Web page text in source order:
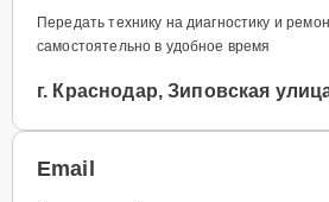
Передать технику на диагностику и
самостоятельно в удобное время
г. Краснодар, Зиповская
Email